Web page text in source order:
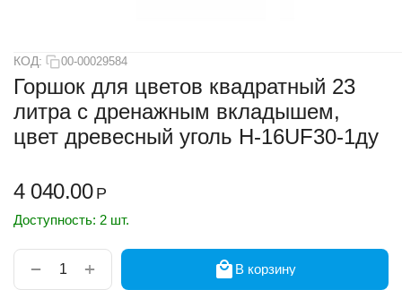
КОД: 00-00029584
Горшок для цветов квадратный 23
литра с дренажным вкладышем,
цвет древесный уголь H-16UF30-1ду
4 040.00 Р
Доступность: 2 шт.
+
−
В корзину